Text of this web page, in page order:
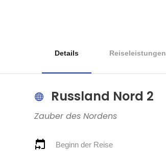
Details Reiseleistungen
Russland Nord 2
Zauber des Nordens
Beginn der Reise